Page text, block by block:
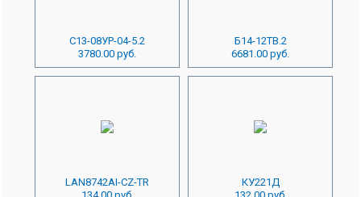
С13-08УР-04-5.2
3780.00 руб.
Б14-12ТВ.2
6681.00 руб.
LAN8742AI-CZ-TR
КУ221Д